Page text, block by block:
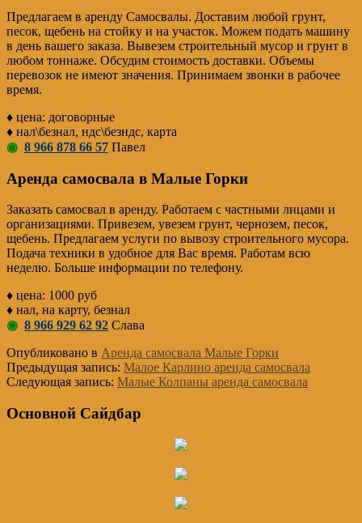
Предлагаем в аренду Самосвалы. Доставим любой грунт,
песок, щебень на стойку и на участок. Можем подать машину
в день вашего заказа. Вывезем строительный мусор и грунт в
любом тоннаже. Обсудим стоимость доставки. Объемы
перевозок не имеют значения. Принимаем звонки в рабочее
время.
♦ цена: договорные
♦ нал\безнал, ндс\безндс, карта
◉ 8 966 878 66 57 Павел
Аренда самосвала в Малые Горки
Заказать самосвал в аренду. Работаем с частными лицами и
организациями. Привезем, увезем грунт, чернозем, песок,
щебень. Предлагаем услуги по вывозу строительного мусора.
Подача техники в удобное для Вас время. Работам всю
неделю. Больше информации по телефону.
♦ цена: 1000 руб
♦ нал, на карту, безнал
◉ 8 966 929 62 92 Слава
Опубликовано в Аренда самосвала Малые Горки
Предыдущая запись: Малое Карлино аренда самосвала
Следующая запись: Малые Колпаны аренда самосвала
Основной Сайдбар